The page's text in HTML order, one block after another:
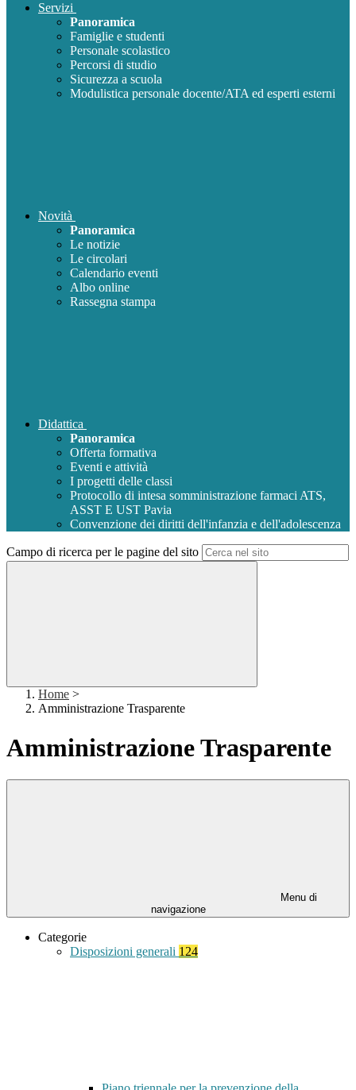
Servizi
Panoramica
Famiglie e studenti
Personale scolastico
Percorsi di studio
Sicurezza a scuola
Modulistica personale docente/ATA ed esperti esterni
Novità
Panoramica
Le notizie
Le circolari
Calendario eventi
Albo online
Rassegna stampa
Didattica
Panoramica
Offerta formativa
Eventi e attività
I progetti delle classi
Protocollo di intesa somministrazione farmaci ATS,
ASST E UST Pavia
Convenzione dei diritti dell'infanzia e dell'adolescenza
Campo di ricerca per le pagine del sito
Home >
Amministrazione Trasparente
Amministrazione Trasparente
Menu di
navigazione
Categorie
Disposizioni generali 124